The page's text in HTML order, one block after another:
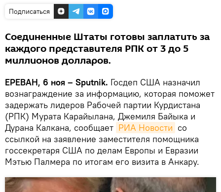
Подписаться
Соединенные Штаты готовы заплатить за
каждого представителя РПК от 3 до 5
миллионов долларов.
ЕРЕВАН, 6 ноя – Sputnik. Госдеп США назначил
вознаграждение за информацию, которая поможет
задержать лидеров Рабочей партии Курдистана
(РПК) Мурата Карайылана, Джемиля Байыка и
Дурана Калкана, сообщает РИА Новости со
ссылкой на заявление заместителя помощника
госсекретаря США по делам Европы и Евразии
Мэтью Палмера по итогам его визита в Анкару.